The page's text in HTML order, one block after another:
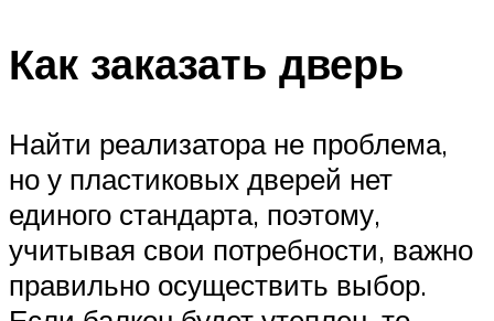
Как заказать дверь
Найти реализатора не проблема,
но у пластиковых дверей нет
единого стандарта, поэтому,
учитывая свои потребности, важно
правильно осуществить выбор.